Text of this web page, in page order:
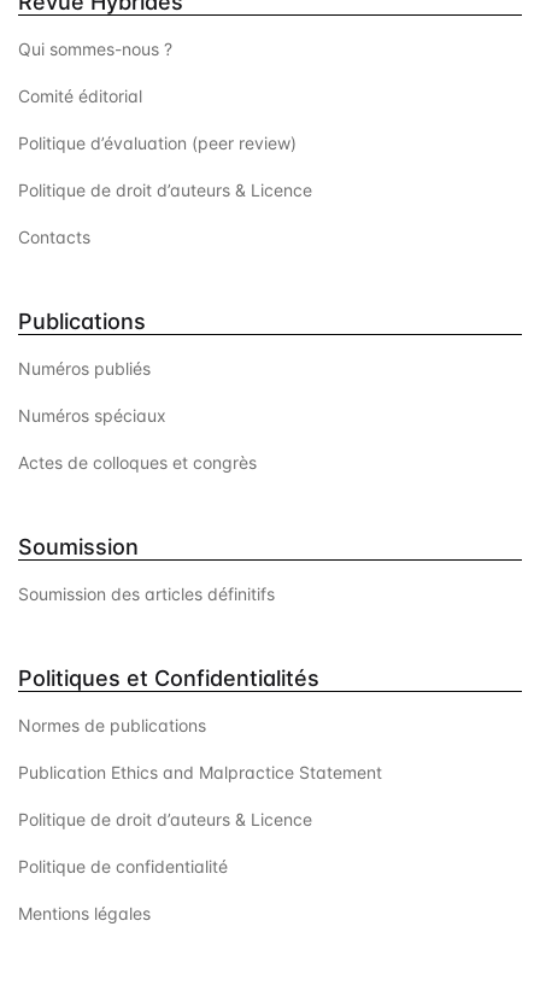
Qui sommes-nous ?
Comité éditorial
Politique d’évaluation (peer review)
Politique de droit d’auteurs & Licence
Contacts
Publications
Numéros publiés
Numéros spéciaux
Actes de colloques et congrès
Soumission
Soumission des articles définitifs
Politiques et Confidentialités
Normes de publications
Publication Ethics and Malpractice Statement
Politique de droit d’auteurs & Licence
Politique de confidentialité
Mentions légales